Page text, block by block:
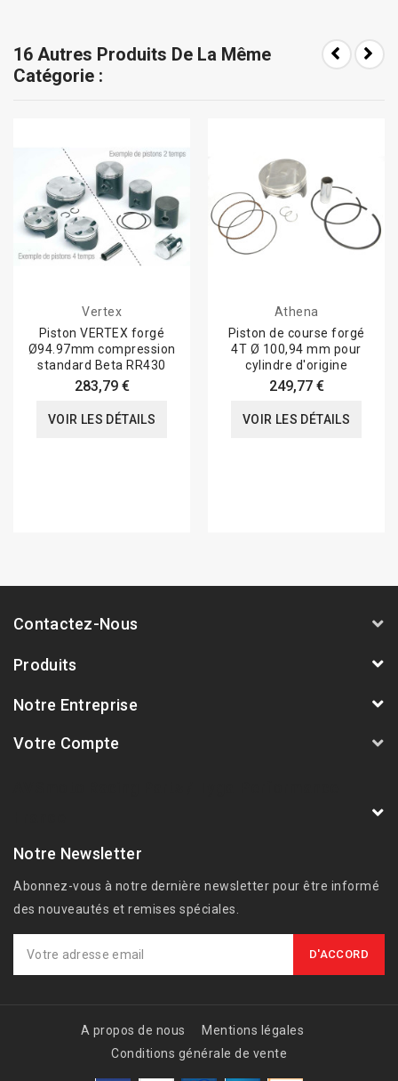
16 Autres Produits De La Même
Catégorie :
Vertex
Piston VERTEX forgé
Ø94.97mm compression
standard Beta RR430
283,79 €
VOIR LES DÉTAILS
Athena
Piston de course forgé
4T Ø 100,94 mm pour
cylindre d'origine
249,77 €
VOIR LES DÉTAILS
Contactez-Nous
Produits
Notre Entreprise
Votre Compte
Notre Newsletter
Abonnez-vous à notre dernière newsletter pour être informé
des nouveautés et remises spéciales.
A propos de nous
Mentions légales
Conditions générale de vente